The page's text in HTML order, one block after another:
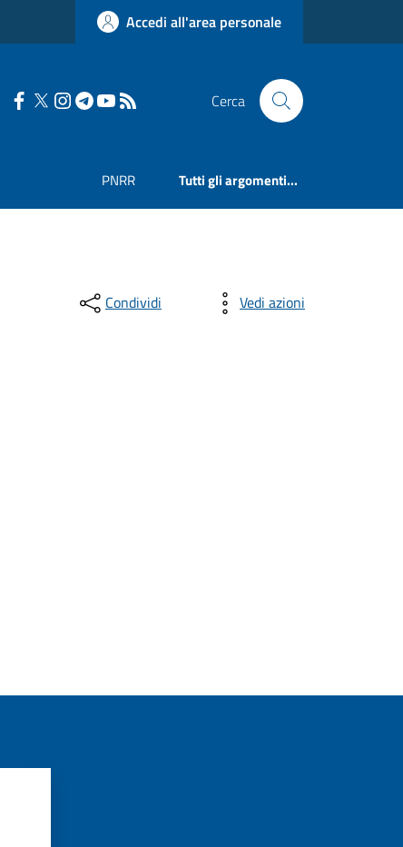
Accedi all'area personale
Cerca
PNRR Tutti gli argomenti...
Condividi Vedi azioni